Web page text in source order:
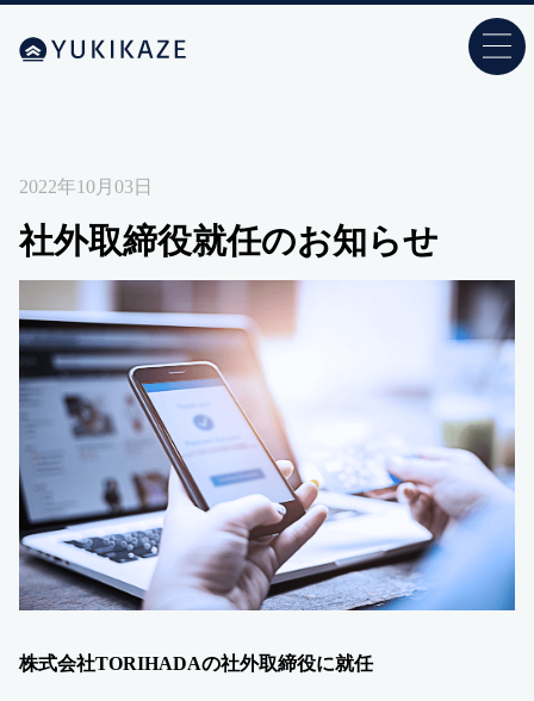
2022年10月03日
社外取締役就任のお知らせ
株式会社TORIHADAの社外取締役に就任